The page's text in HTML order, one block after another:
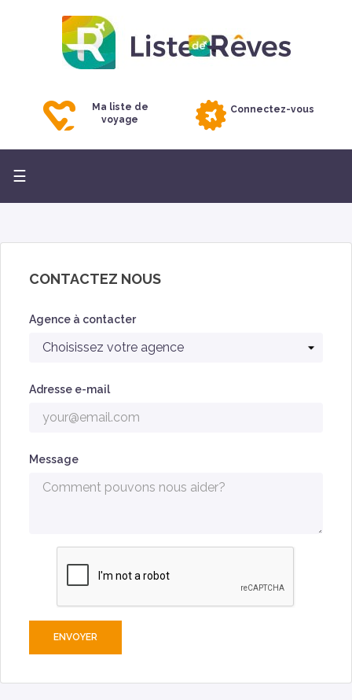
Ma liste de
voyage
Connectez-vous
Basculer
navigation
☰
CONTACTEZ NOUS
Agence à contacter
Adresse e-mail
Message